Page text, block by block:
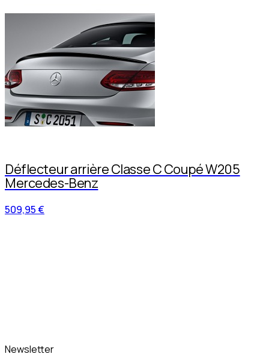
Déflecteur arrière Classe C Coupé W205
Mercedes-Benz
509,95 €
Newsletter